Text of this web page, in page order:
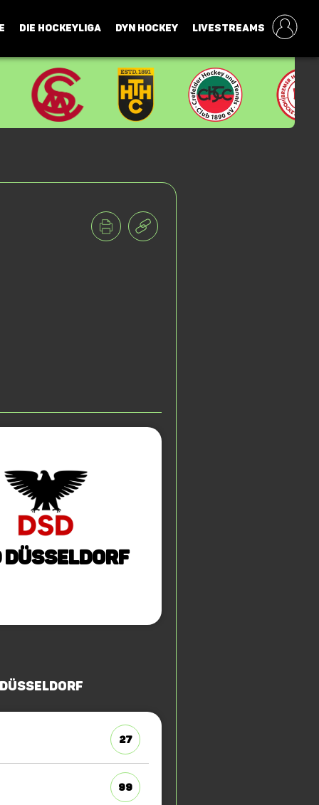
DIE HOCKEYLIGA DYN HOCKEY LIVESTREAMS
Düsseldorf
Düsseldorf
27
99